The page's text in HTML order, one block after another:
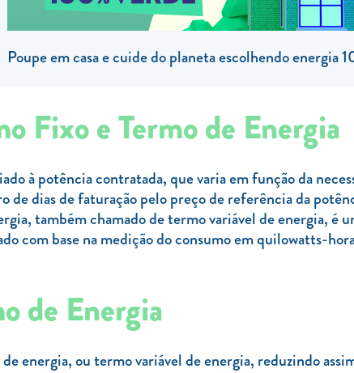
Poupe em casa e cuide do planeta escolhendo energia
Fixo e Termo de Energia
à potência contratada, que varia em função da
de dias de faturação pelo preço de referência da
também chamado de termo variável de energia,
com base na medição do consumo em quilowatts-
de Energia
energia, ou termo variável de energia, reduzindo